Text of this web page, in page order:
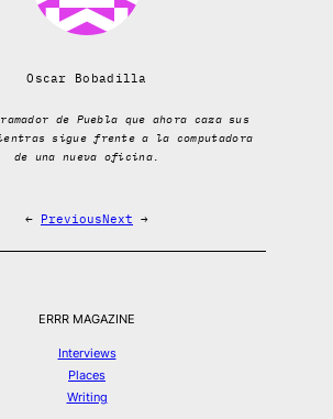
Oscar Bobadilla
de Puebla que ahora caza sus
sigue frente a la computadora
de una nueva oficina.
← PreviousNext →
ERRR MAGAZINE
Interviews
Places
Writing